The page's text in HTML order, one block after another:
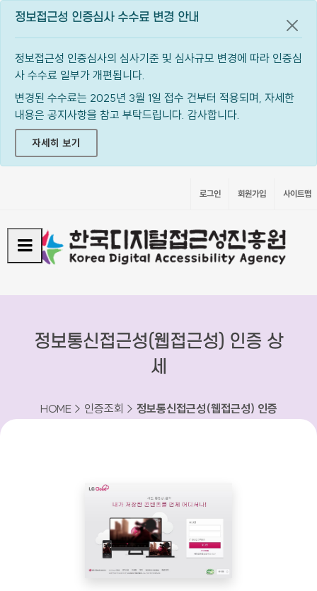
정보접근성 인증심사 수수료 변경 안내
정보접근성 인증심사의 심사기준 및 심사규모 변경에 따라 인증심
사 수수료 일부가 개편됩니다.
변경된 수수료는 2025년 3월 1일 접수 건부터 적용되며, 자세한
내용은 공지사항을 참고 부탁드립니다. 감사합니다.
자세히 보기
공지
로그인 회원가입 사이트맵
정보통신접근성(웹접근성) 인증 상
세
HOME > 인증조회 > 정보통신접근성(웹접근성) 인증